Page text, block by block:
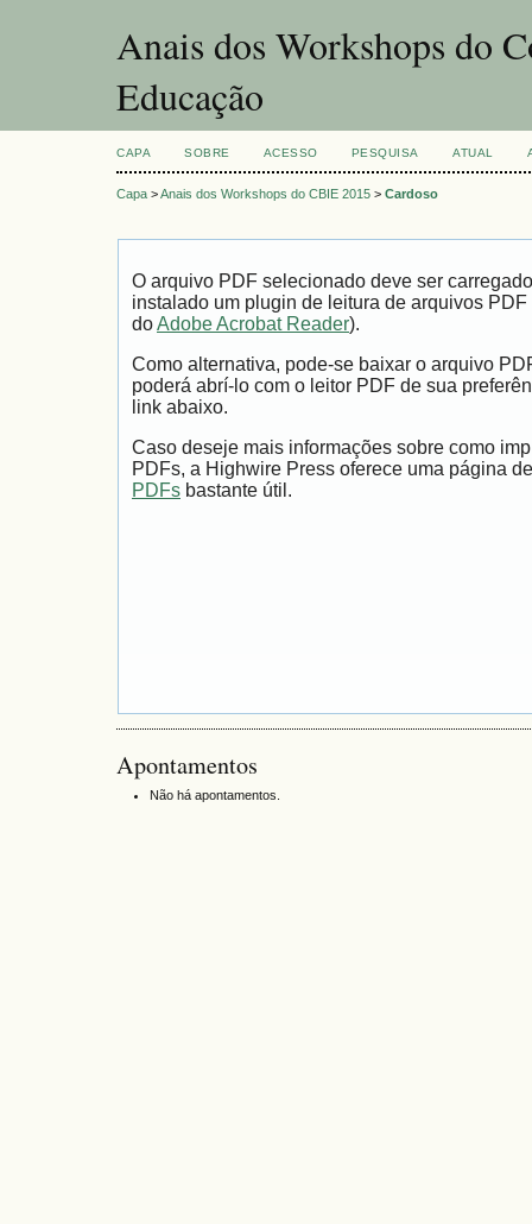
Anais dos Workshops do
Educação
CAPA SOBRE ACESSO PESQUISA ATUAL
Capa >Anais dos Workshops do CBIE 2015 > Cardoso
O arquivo PDF selecionado deve ser
instalado um plugin de leitura de arquivos
doAdobe Acrobat Reader).
Como alternativa, pode-se baixar o arquivo
poderá abrí-lo com o leitor PDF de sua
link abaixo.
Caso deseje mais informações sobre como
PDFs, a Highwire Press oferece uma página
PDFs bastante útil.
Apontamentos
Não há apontamentos.